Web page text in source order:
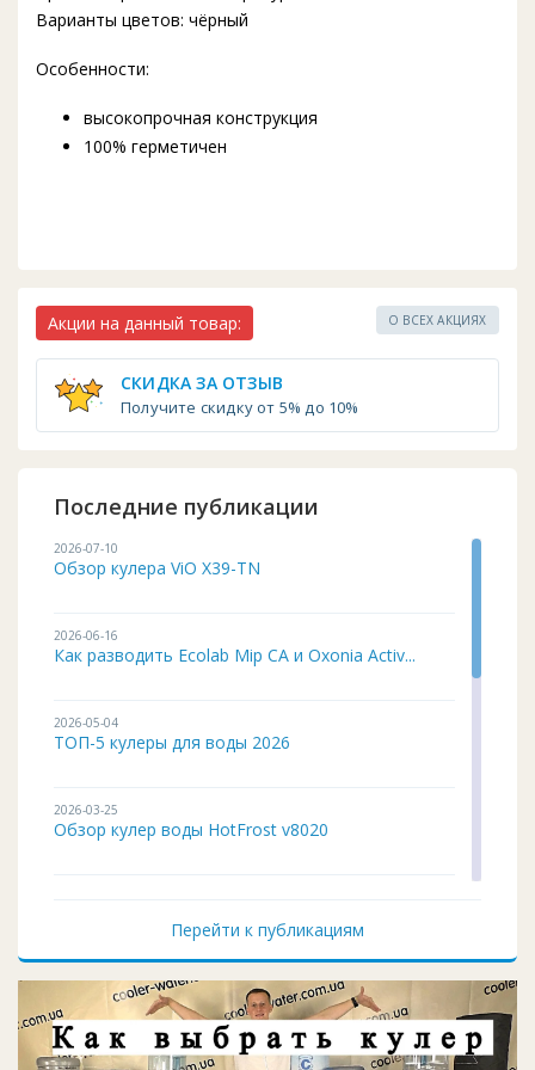
Варианты цветов: чёрный
Особенности:
высокопрочная конструкция
100% герметичен
О ВСЕХ АКЦИЯХ
Акции на данный товар:
СКИДКА ЗА ОТЗЫВ
Получите скидку от 5% до 10%
Последние публикации
2026-07-10
Обзор кулера ViO X39-TN
2026-06-16
Как разводить Ecolab Mip CA и Oxonia Activ...
2026-05-04
ТОП-5 кулеры для воды 2026
2026-03-25
Обзор кулер воды HotFrost v8020
2026-01-12
Чистка и дезинфекция кулера для воды своим...
Перейти к публикациям